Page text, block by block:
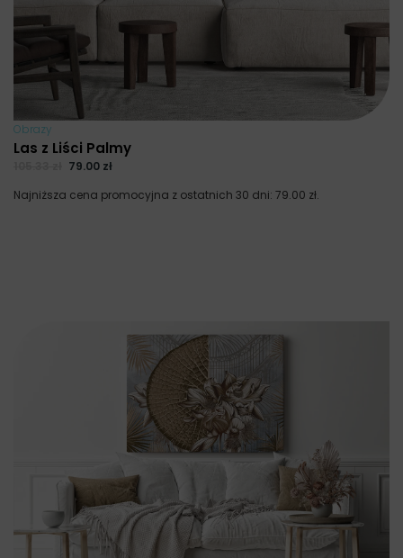
Obrazy
Las z Liści Palmy
79.00 zł
Najniższa cena promocyjna z ostatnich 30 dni: 79.00 zł.